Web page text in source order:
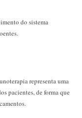
do sistema
representa uma
pacientes, de forma que